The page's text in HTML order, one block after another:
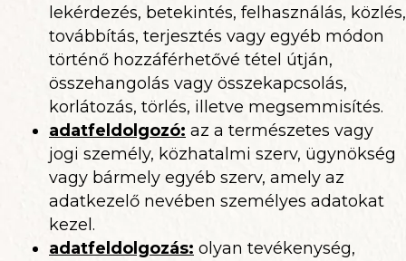
lekérdezés, betekintés, felhasználás, közlés,
továbbítás, terjesztés vagy egyéb módon
történő hozzáférhetővé tétel útján,
összehangolás vagy összekapcsolás,
korlátozás, törlés, illetve megsemmisítés.
adatfeldolgozó: az a természetes vagy
jogi személy, közhatalmi szerv, ügynökség
vagy bármely egyéb szerv, amely az
adatkezelő nevében személyes adatokat
kezel.
adatfeldolgozás: olyan tevékenység,